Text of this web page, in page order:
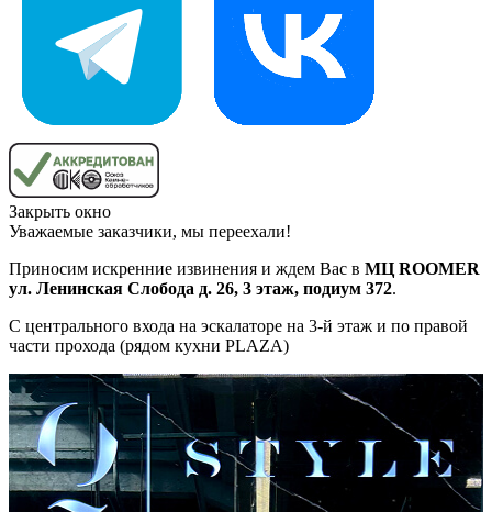
Закрыть окно
Уважаемые заказчики, мы переехали!
Приносим искренние извинения и ждем Вас в МЦ ROOMER
ул. Ленинская Слобода д. 26, 3 этаж, подиум 372.
С центрального входа на эскалаторе на 3-й этаж и по правой
части прохода (рядом кухни PLAZA)